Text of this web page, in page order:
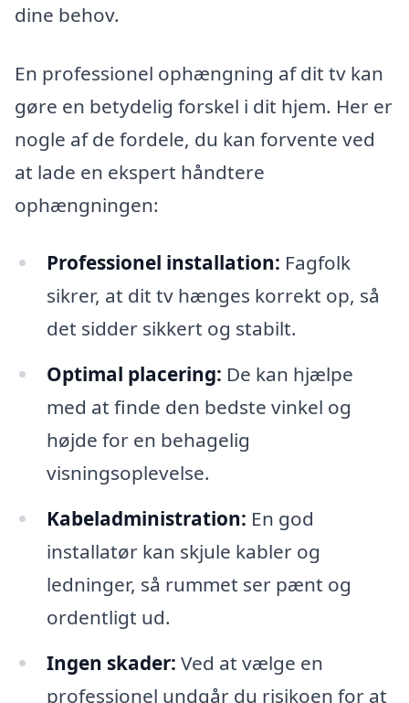
dine behov.
En professionel ophængning af dit tv kan
gøre en betydelig forskel i dit hjem. Her er
nogle af de fordele, du kan forvente ved
at lade en ekspert håndtere
ophængningen:
Professionel installation: Fagfolk
sikrer, at dit tv hænges korrekt op, så
det sidder sikkert og stabilt.
Optimal placering: De kan hjælpe
med at finde den bedste vinkel og
højde for en behagelig
visningsoplevelse.
Kabeladministration: En god
installatør kan skjule kabler og
ledninger, så rummet ser pænt og
ordentligt ud.
Ingen skader: Ved at vælge en
professionel undgår du risikoen for at